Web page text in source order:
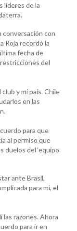
líderes de la
conversación con
Roja recordó la
fecha de
del
y mi país. Chile
en las
para que
al permiso que
duelos del ‘equipo
ante Brasil,
para mi, el
las razones. Ahora
para ir en